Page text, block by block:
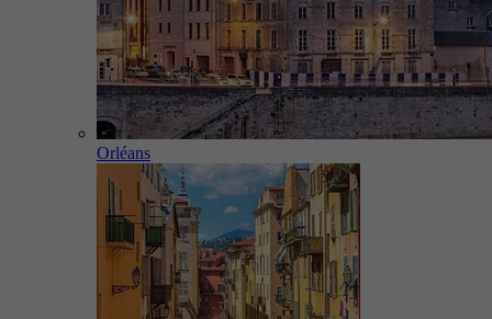
Orléans